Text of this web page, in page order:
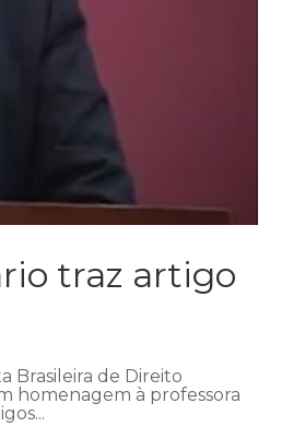
traz artigo
Brasileira de Direito
homenagem à professora